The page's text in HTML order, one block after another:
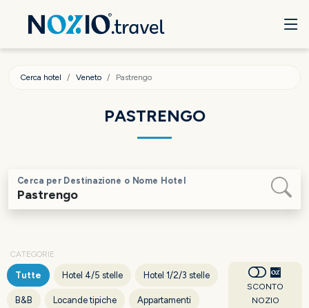
Cerca hotel Veneto Pastrengo
PASTRENGO
Cerca per Destinazione o Nome Hotel
CATEGORIE
Tutte Hotel 4/5 stelle Hotel 1/2/3 stelle
B&B Locande tipiche Appartamenti
SCONTO
NOZIO